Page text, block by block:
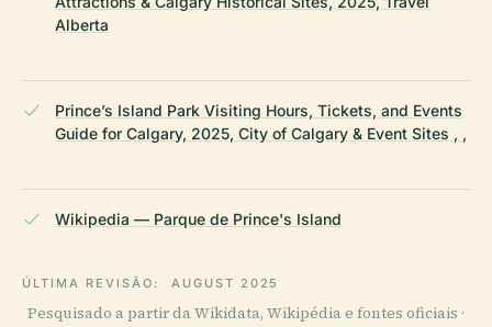
Alberta
Prince’s Island Park Visiting Hours, Tickets, and Events
Guide for Calgary, 2025, City of Calgary & Event Sites , ,
Wikipedia — Parque de Prince's Island
ÚLTIMA REVISÃO: AUGUST 2025
Pesquisado a partir da Wikidata, Wikipédia e fontes oficiais ·